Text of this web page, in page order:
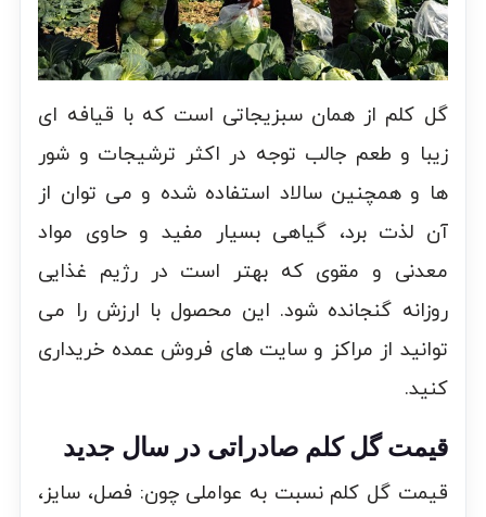
گل کلم از همان سبزیجاتی است که با قیافه ای
زیبا و طعم جالب توجه در اکثر ترشیجات و شور
ها و همچنین سالاد استفاده شده و می توان از
آن لذت برد، گیاهی بسیار مفید و حاوی مواد
معدنی و مقوی که بهتر است در رژیم غذایی
روزانه گنجانده شود. این محصول با ارزش را می
توانید از مراکز و سایت های فروش عمده خریداری
کنید.
قیمت گل کلم صادراتی در سال جدید
قیمت گل کلم نسبت به عواملی چون: فصل، سایز،